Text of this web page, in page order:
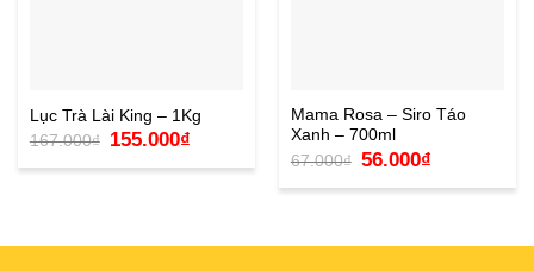
Lục Trà Lài King – 1Kg
167.000₫
Giá
gốc
là:
155.000₫Giá
tại
Mama Rosa – Siro Táo
Xanh – 700ml
67.000₫
Giá
gốc
là:
56.000₫Giá
hiện
tại